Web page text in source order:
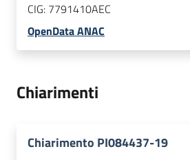
CIG: 7791410AEC
OpenData ANAC
Chiarimenti
Chiarimento PI084437-19